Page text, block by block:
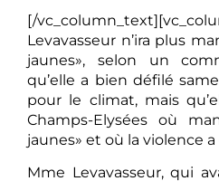
[/
Levavasseur n’ira plus
jaunes», selon un
qu’elle a bien défilé
pour le climat, mais
Champs-Elysées où
jaunes» et où la violence
Mme Levavasseur, qui